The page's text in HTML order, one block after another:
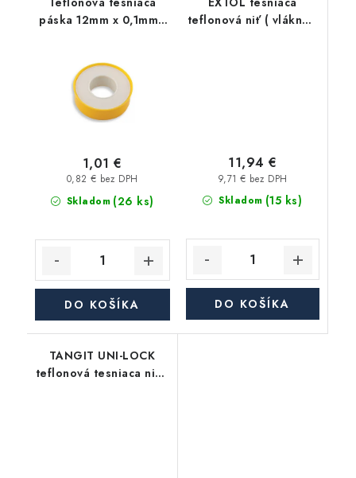
páska 12mm x 0,1mm -
Skladom (26 ks)
0,82 € bez DPH
1,01 €
DO KOŠÍKA
teflonová niť ( vlákno )
Skladom (15 ks)
9,71 € bez DPH
11,94 €
DO KOŠÍKA
TANGIT UNI-LOCK
teflonová tesniaca niť (